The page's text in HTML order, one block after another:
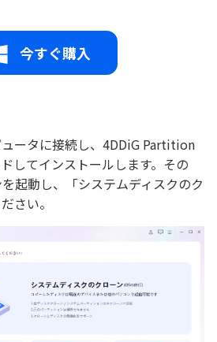
今すぐ購入
ータに接続し、4DDiG Partition
してインストールします。その
起動し、「システムディスクのク
さい。